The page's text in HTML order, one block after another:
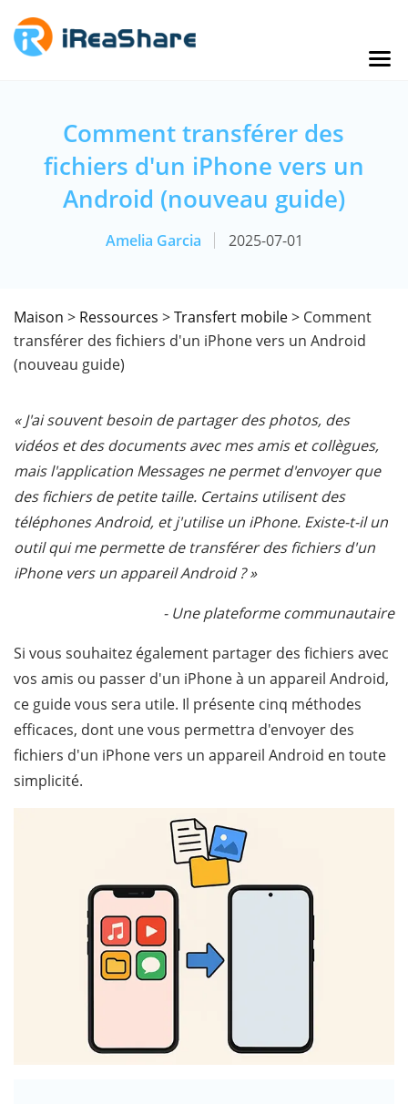
Comment transférer des
fichiers d'un iPhone vers un
Android (nouveau guide)
Amelia Garcia 2025-07-01
Maison > Ressources >Transfert mobile> Comment
transférer des fichiers d'un iPhone vers un Android
(nouveau guide)
« J'ai souvent besoin de partager des photos, des
vidéos et des documents avec mes amis et collègues,
mais l'application Messages ne permet d'envoyer que
des fichiers de petite taille. Certains utilisent des
téléphones Android, et j'utilise un iPhone. Existe-t-il un
outil qui me permette de transférer des fichiers d'un
iPhone vers un appareil Android ? »
- Une plateforme communautaire
Si vous souhaitez également partager des fichiers avec
vos amis ou passer d'un iPhone à un appareil Android,
ce guide vous sera utile. Il présente cinq méthodes
efficaces, dont une vous permettra d'envoyer des
fichiers d'un iPhone vers un appareil Android en toute
simplicité.